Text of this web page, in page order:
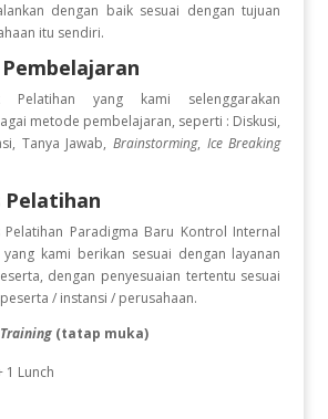
dengan baik sesuai dengan tujuan
itu sendiri.
Pelatihanyang kami selenggarakan
metode pembelajaran, seperti : Diskusi,
Tanya Jawab,Brainstorming, Ice Breaking
Pelatihan
Pelatihan Paradigma Baru Kontrol Internal
yang kami berikan sesuai dengan layanan
dengan penyesuaian tertentu sesuai
/ instansi / perusahaan.
(tatap muka)
1 Lunch